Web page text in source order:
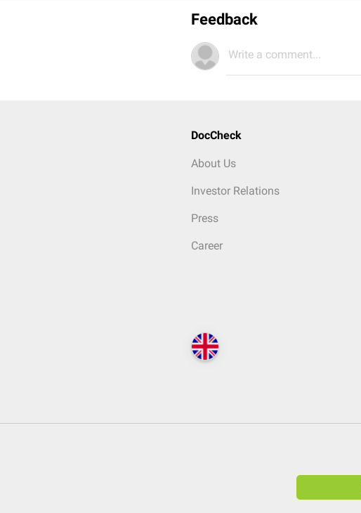
Feedback
Write a comment...
DocCheck
About Us
Investor Relations
Press
Career